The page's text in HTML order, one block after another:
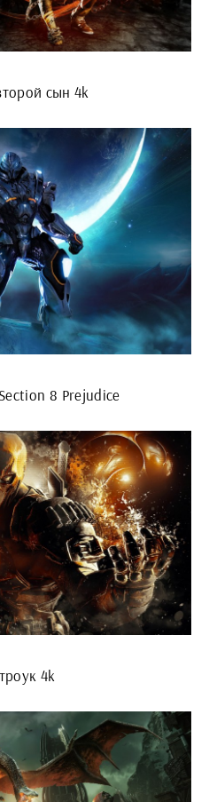
сын 4k
8 Prejudice
4k